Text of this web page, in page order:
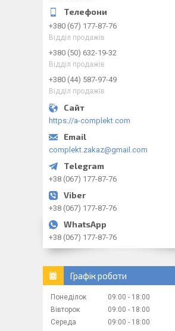
+380 (67) 177-87-76
Відділ продажів
+380 (50) 632-19-32
Відділ продажів
+380 (44) 587-97-49
Відділ продажів
https://a-complekt.com
complekt.zakaz@gmail.com
+38 (067) 177-87-76
+38 (067) 177-87-76
+38 (067) 177-87-76
Графік роботи
Понеділок 09:00
18:00
Вівторок
09:00
18:00
Середа
09:00
18:00